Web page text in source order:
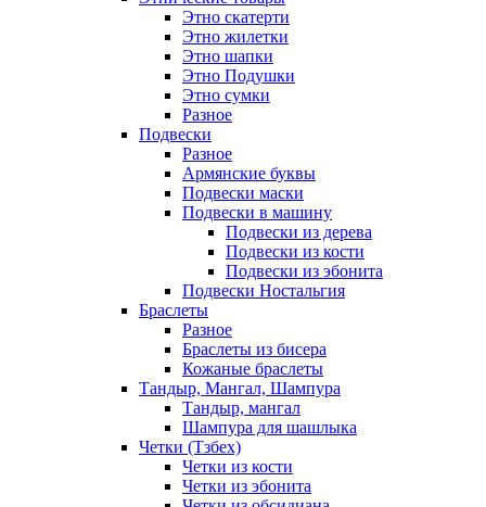
Этно скатерти
Этно жилетки
Этно шапки
Этно Подушки
Этно сумки
Разное
Подвески
Разное
Армянские буквы
Подвески маски
Подвески в машину
Подвески из дерева
Подвески из кости
Подвески из эбонита
Подвески Ностальгия
Браслеты
Разное
Браслеты из бисера
Кожаные браслеты
Тандыр, Мангал, Шампура
Тандыр, мангал
Шампура для шашлыка
Четки (Тзбех)
Четки из кости
Четки из эбонита